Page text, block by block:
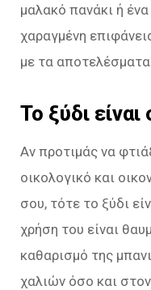
μαλακό πανάκι ή
χαραγμένη
με τα
Το ξύδι
Αν προτιμάς να
οικολογικό και
σου, τότε το ξύδι
χρήση του είναι
καθαρισμό της
χαλιών όσο και